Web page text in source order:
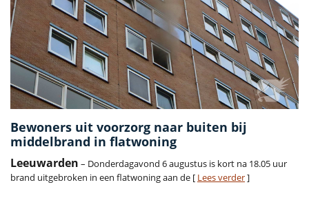
Bewoners uit voorzorg naar buiten bij
middelbrand in flatwoning
Leeuwarden – Donderdagavond 6 augustus is kort na 18.05 uur
brand uitgebroken in een flatwoning aan de [ Lees verder]